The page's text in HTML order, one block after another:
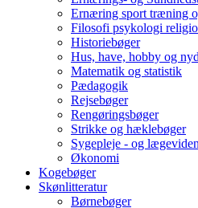
Ernæring sport træning
Filosofi psykologi
Historiebøger
Hus, have, hobby og
Matematik og statistik
Pædagogik
Rejsebøger
Rengøringsbøger
Strikke og hæklebøger
Sygepleje - og
Økonomi
Kogebøger
Skønlitteratur
Børnebøger